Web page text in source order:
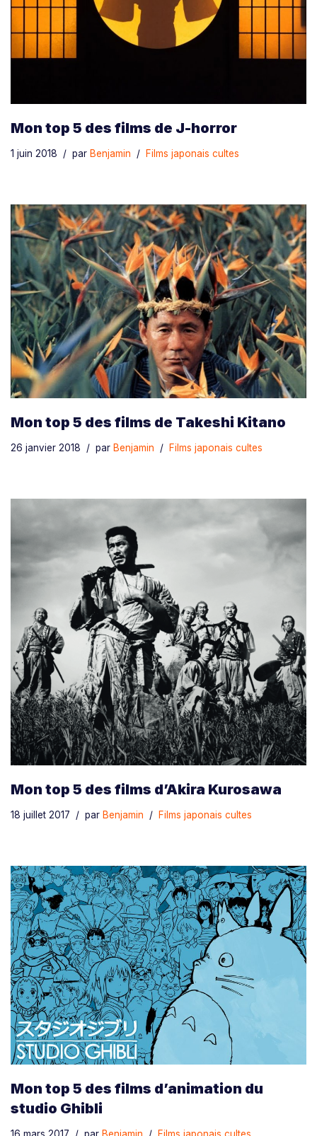
Mon top 5 des films de J-horror
1 juin 2018 par Benjamin Films japonais cultes
Mon top 5 des films de Takeshi Kitano
26 janvier 2018 par Benjamin Films japonais cultes
Mon top 5 des films d’Akira Kurosawa
18 juillet 2017 par Benjamin Films japonais cultes
Mon top 5 des films d’animation du
studio Ghibli